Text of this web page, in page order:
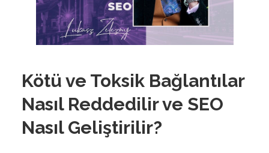
Kötü ve Toksik Bağlantılar
Nasıl Reddedilir ve SEO
Nasıl Geliştirilir?